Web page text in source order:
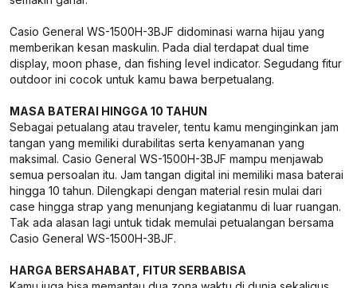
Casio General WS-1500H-3BJF didominasi warna hijau yang
memberikan kesan maskulin. Pada dial terdapat dual time
display, moon phase, dan fishing level indicator. Segudang fitur
outdoor ini cocok untuk kamu bawa berpetualang.
MASA BATERAI HINGGA 10 TAHUN
Sebagai petualang atau traveler, tentu kamu menginginkan jam
tangan yang memiliki durabilitas serta kenyamanan yang
maksimal. Casio General WS-1500H-3BJF mampu menjawab
semua persoalan itu. Jam tangan digital ini memiliki masa baterai
hingga 10 tahun. Dilengkapi dengan material resin mulai dari
case hingga strap yang menunjang kegiatanmu di luar ruangan.
Tak ada alasan lagi untuk tidak memulai petualangan bersama
Casio General WS-1500H-3BJF.
HARGA BERSAHABAT, FITUR SERBABISA